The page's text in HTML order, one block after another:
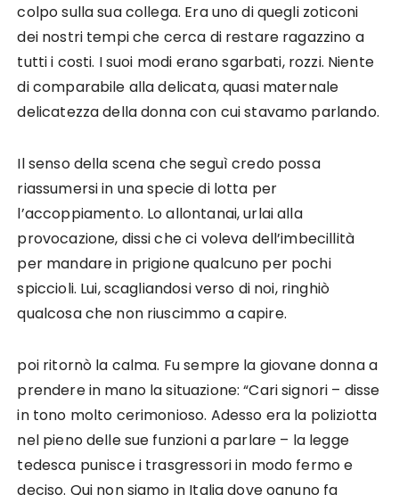
colpo sulla sua collega. Era uno di quegli zoticoni
dei nostri tempi che cerca di restare ragazzino a
tutti i costi. I suoi modi erano sgarbati, rozzi. Niente
di comparabile alla delicata, quasi maternale
delicatezza della donna con cui stavamo parlando.
Il senso della scena che seguì credo possa
riassumersi in una specie di lotta per
l’accoppiamento. Lo allontanai, urlai alla
provocazione, dissi che ci voleva dell’imbecillità
per mandare in prigione qualcuno per pochi
spiccioli. Lui, scagliandosi verso di noi, ringhiò
qualcosa che non riuscimmo a capire.
poi ritornò la calma. Fu sempre la giovane donna a
prendere in mano la situazione: “Cari signori – disse
in tono molto cerimonioso. Adesso era la poliziotta
nel pieno delle sue funzioni a parlare – la legge
tedesca punisce i trasgressori in modo fermo e
deciso. Qui non siamo in Italia dove ognuno fa